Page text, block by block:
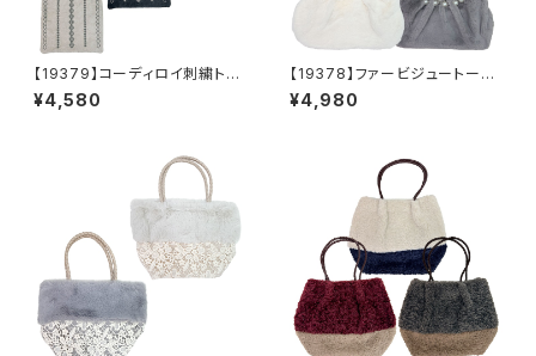
【19379】コーディロイ刺繍トー
トバッグ【送料無料】秋冬バッ
グ 新作
¥4,580
【19378】ファービジュートート
【送料無料】秋冬バッグ 新作
¥4,980